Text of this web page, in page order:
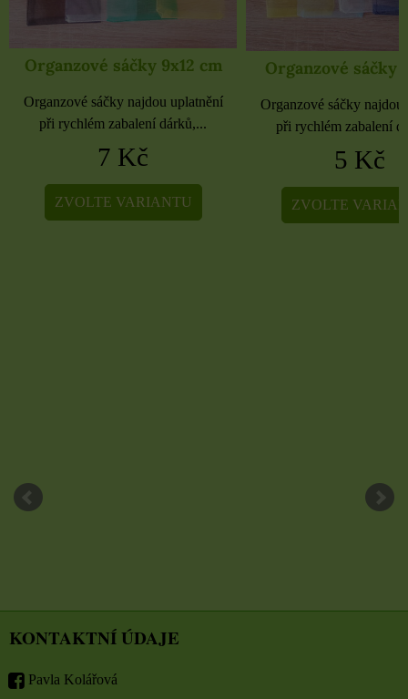
Organzové sáčky 9x12 cm
Organzové sáčky najdou uplatnění
při rychlém zabalení dárků,...
7 Kč
ZVOLTE VARIANTU
Organzové sáčky
Organzové sáčky najdou
při rychlém zabalení
5 Kč
ZVOLTE
KONTAKTNÍ ÚDAJE
Pavla Kolářová